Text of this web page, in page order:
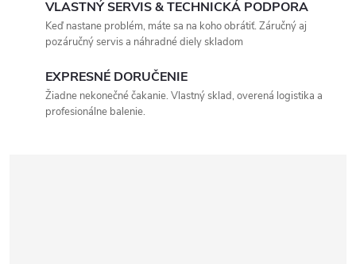
VLASTNÝ SERVIS & TECHNICKÁ PODPORA
Keď nastane problém, máte sa na koho obrátiť. Záručný aj
pozáručný servis a náhradné diely skladom
EXPRESNÉ DORUČENIE
Žiadne nekonečné čakanie. Vlastný sklad, overená logistika a
profesionálne balenie.